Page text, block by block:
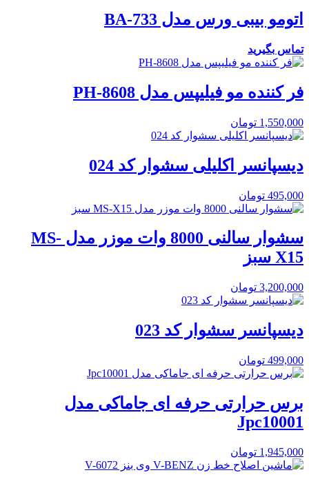
اتومو بیبی ورس مدل BA-733
تماس بگیرید
فر کننده مو فیلیپس مدل PH-8608
1,550,000 تومان
دیسپانسر اکلیلی سشوار کد 024
495,000 تومان
سشوار سالنی 8000 وات موزر مدل MS-
X15 سبز
3,200,000 تومان
دیسپانسر سشوار کد 023
499,000 تومان
برس حرارتی حرفه ای جاماکی مدل
Jpc10001
1,945,000 تومان